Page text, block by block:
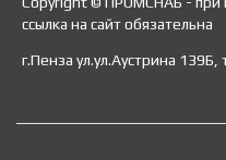
ссылка на сайт обязательна
г.Пенза ул.ул.Аустрина